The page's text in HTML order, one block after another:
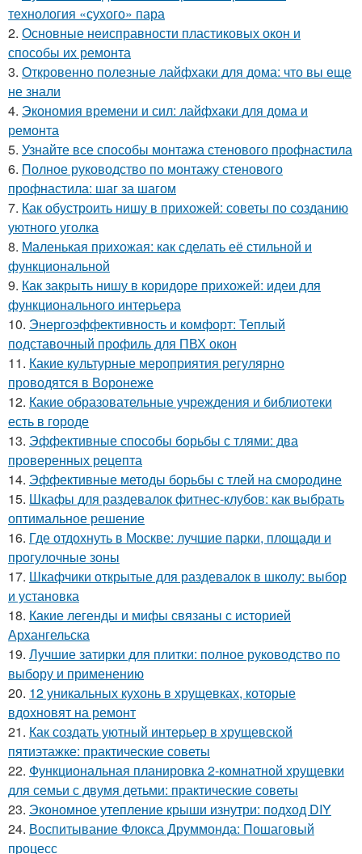
технология «сухого» пара
2. Основные неисправности пластиковых окон и
способы их ремонта
3. Откровенно полезные лайфхаки для дома: что вы еще
не знали
4. Экономия времени и сил: лайфхаки для дома и
ремонта
5. Узнайте все способы монтажа стенового профнастила
6. Полное руководство по монтажу стенового
профнастила: шаг за шагом
7. Как обустроить нишу в прихожей: советы по созданию
уютного уголка
8. Маленькая прихожая: как сделать её стильной и
функциональной
9. Как закрыть нишу в коридоре прихожей: идеи для
функционального интерьера
10. Энергоэффективность и комфорт: Теплый
подставочный профиль для ПВХ окон
11. Какие культурные мероприятия регулярно
проводятся в Воронеже
12. Какие образовательные учреждения и библиотеки
есть в городе
13. Эффективные способы борьбы с тлями: два
проверенных рецепта
14. Эффективные методы борьбы с тлей на смородине
15. Шкафы для раздевалок фитнес-клубов: как выбрать
оптимальное решение
16. Где отдохнуть в Москве: лучшие парки, площади и
прогулочные зоны
17. Шкафчики открытые для раздевалок в школу: выбор
и установка
18. Какие легенды и мифы связаны с историей
Архангельска
19. Лучшие затирки для плитки: полное руководство по
выбору и применению
20. 12 уникальных кухонь в хрущевках, которые
вдохновят на ремонт
21. Как создать уютный интерьер в хрущевской
пятиэтажке: практические советы
22. Функциональная планировка 2-комнатной хрущевки
для семьи с двумя детьми: практические советы
23. Экономное утепление крыши изнутри: подход DIY
24. Воспитывание Флокса Друммонда: Пошаговый
процесс